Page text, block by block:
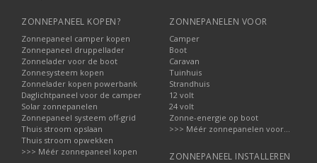
ZONNEPANEEL KOPEN?
Zonnepaneel camper kopen
Zonnepaneel druppellader
Zonnelader voor de boot
Zonnesysteem kopen
Zonnelader kopen powerbank
Daglichtpaneel voor de camper
Solar zonnepanelen
Zonnepaneel systeem off-grid
Thuis stroom opslaan
Thuis stroom opwekken
>>> Méér zonnepaneel kopen
ZONNEPANELEN VOOR
Camper
Boot
Caravan
Tuinhuis
Strandhuis
12 volt
24 volt
Zonne-energie op boot
>>> Méér zonnepanelen voor...
ZONNEPANEEL INSTALLEREN